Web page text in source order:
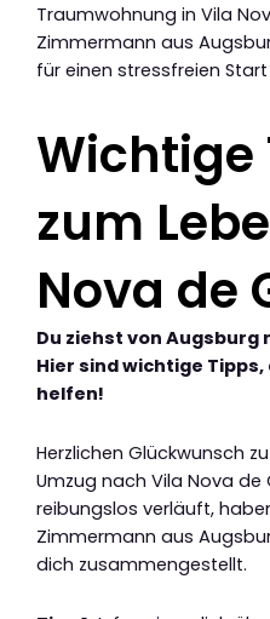
Traumwohnung in Vila
Zimmermann aus
für einen stressfreien
Wichtige
zum
Nova de
Du ziehst von Augsburg
Hier sind wichtige
helfen!
Herzlichen Glückwunsch
Umzug nach Vila Nova
reibungslos verläuft,
Zimmermann aus
dich zusammengestellt.